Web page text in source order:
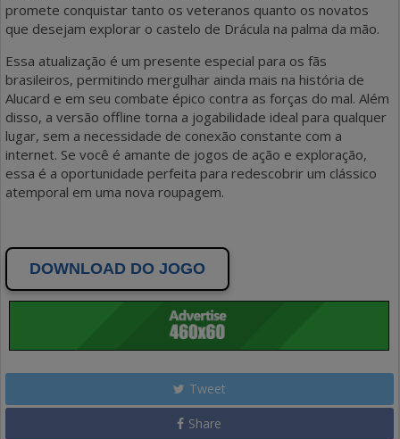
promete conquistar tanto os veteranos quanto os novatos
que desejam explorar o castelo de Drácula na palma da mão.
Essa atualização é um presente especial para os fãs
brasileiros, permitindo mergulhar ainda mais na história de
Alucard e em seu combate épico contra as forças do mal. Além
disso, a versão offline torna a jogabilidade ideal para qualquer
lugar, sem a necessidade de conexão constante com a
internet. Se você é amante de jogos de ação e exploração,
essa é a oportunidade perfeita para redescobrir um clássico
atemporal em uma nova roupagem.
DOWNLOAD DO JOGO
Tweet
Share